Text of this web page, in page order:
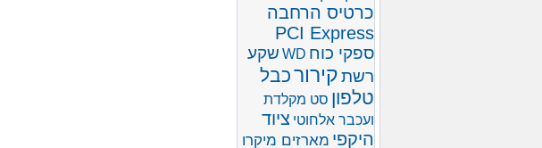
כרטיס הרחבה
PCI Express
ספקי כוח WD שקע
רשתקירורכבל
טלפון סט מקלדת
ועכבר אלחוטי ציוד
היקפי מארזים מיקרו